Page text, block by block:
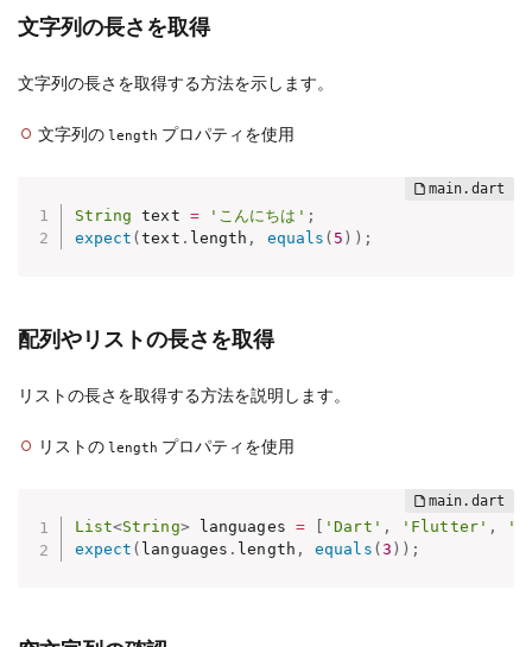
文字列の長さを取得
文字列の長さを取得する方法を示します。
文字列の length プロパティを使用
String text = 'こんにちは' ;
expect (text . length , equals ( 5 ) ) ;
配列やリストの長さを取得
リストの長さを取得する方法を説明します。
リストの length プロパティを使用
List<String> languages = 'Dart' , 'Flutter' ,
expect ( languages . length , equals ( 3 ) ) ;